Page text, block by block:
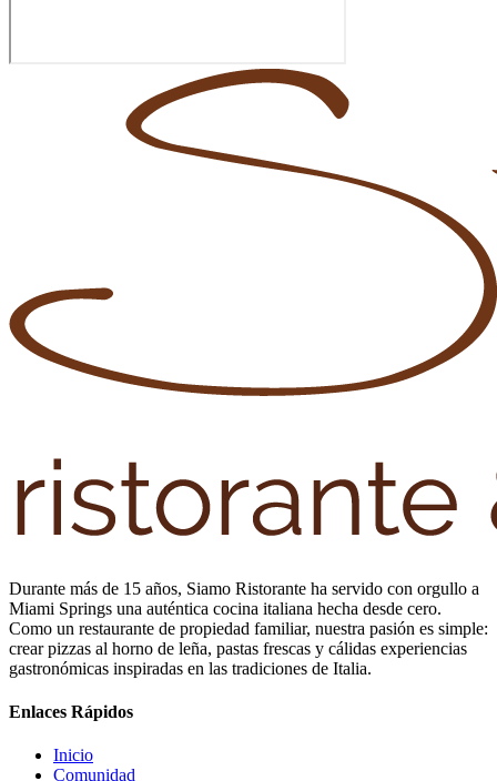
Durante más de 15 años, Siamo Ristorante ha servido con orgullo a
Miami Springs una auténtica cocina italiana hecha desde cero.
Como un restaurante de propiedad familiar, nuestra pasión es simple:
crear pizzas al horno de leña, pastas frescas y cálidas experiencias
gastronómicas inspiradas en las tradiciones de Italia.
Enlaces Rápidos
Inicio
Comunidad